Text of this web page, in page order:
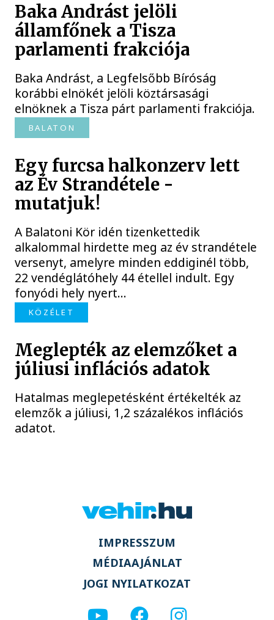
Baka Andrást jelöli
államfőnek a Tisza
parlamenti frakciója
Baka Andrást, a Legfelsőbb Bíróság
korábbi elnökét jelöli köztársasági
elnöknek a Tisza párt parlamenti frakciója.
BALATON
Egy furcsa halkonzerv lett
az Év Strandétele -
mutatjuk!
A Balatoni Kör idén tizenkettedik
alkalommal hirdette meg az év strandétele
versenyt, amelyre minden eddiginél több,
22 vendéglátóhely 44 étellel indult. Egy
fonyódi hely nyert...
KÖZÉLET
Meglepték az elemzőket a
júliusi inflációs adatok
Hatalmas meglepetésként értékelték az
elemzők a júliusi, 1,2 százalékos inflációs
adatot.
IMPRESSZUM
MÉDIAAJÁNLAT
JOGI NYILATKOZAT